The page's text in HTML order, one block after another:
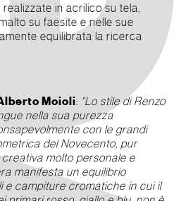
in acrilico su tela,
su faesite e nelle sue
equilibrata la ricerca
Moioli: “Lo stile di Renzo
nella sua purezza
con le grandi
del Novecento, pur
molto personale e
manifesta un equilibrio
e campiture cromatiche in cui il